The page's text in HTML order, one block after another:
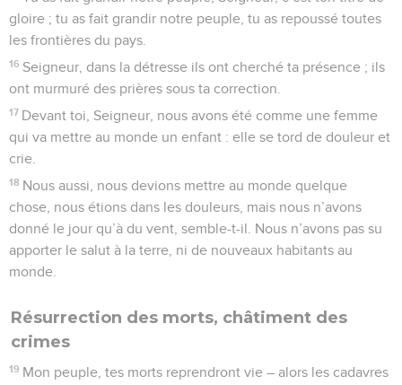
gloire ; tu as fait grandir notre peuple, tu as repoussé toutes
les frontières du pays.
16 Seigneur, dans la détresse ils ont cherché ta présence ; ils
ont murmuré des prières sous ta correction.
17 Devant toi, Seigneur, nous avons été comme une femme
qui va mettre au monde un enfant : elle se tord de douleur et
crie.
18 Nous aussi, nous devions mettre au monde quelque
chose, nous étions dans les douleurs, mais nous n’avons
donné le jour qu’à du vent, semble-t-il. Nous n’avons pas su
apporter le salut à la terre, ni de nouveaux habitants au
monde.
Résurrection des morts, châtiment des
crimes
19 Mon peuple, tes morts reprendront vie – alors les cadavres